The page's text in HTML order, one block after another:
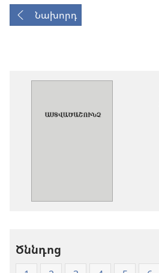
Նախորդ
Ծննդոց